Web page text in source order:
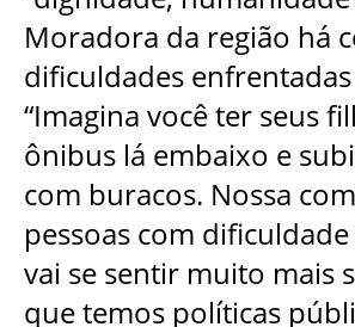
Moradora da região há
dificuldades
“Imagina você ter seus
ônibus lá embaixo e
com buracos. Nossa
pessoas com
vai se sentir muito mais
que temos políticas